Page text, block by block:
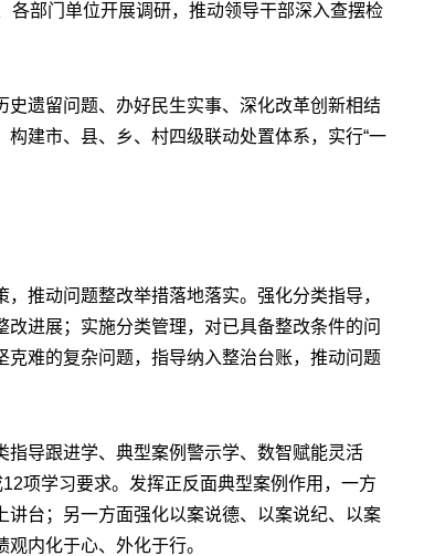
各部门单位开展调研，推动领导干部深入查摆检
遗留问题、办好民生实事、深化改革创新相结
建市、县、乡、村四级联动处置体系，实行“一
推动问题整改举措落地落实。强化分类指导，
进展；实施分类管理，对已具备整改条件的问
难的复杂问题，指导纳入整治台账，推动问题
指导跟进学、典型案例警示学、数智赋能灵活
项学习要求。发挥正反面典型案例作用，一方
台；另一方面强化以案说德、以案说纪、以案
内化于心、外化于行。